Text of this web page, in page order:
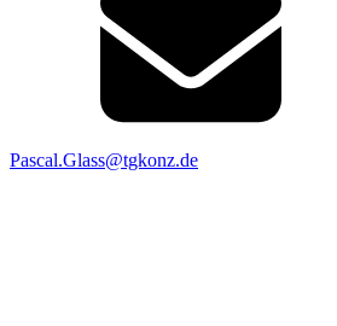
Pascal.Glass@tgkonz.de